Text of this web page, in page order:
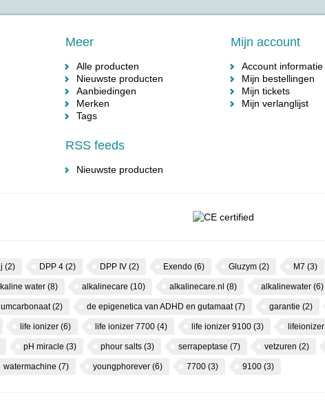
Meer
Alle producten
Nieuwste producten
Aanbiedingen
Merken
Tags
RSS feeds
Nieuwste producten
Mijn account
Account informatie
Mijn bestellingen
Mijn tickets
Mijn verlanglijst
(2) DPP 4 (2) DPP IV (2) Exendo (6) Gluzym (2) M7 (3)
water (8) alkalinecare (10) alkalinecare.nl (8) alkalinewater (6)
(2) de epigenetica van ADHD en gutamaat(7) garantie (2)
life ionizer (6) life ionizer 7700 (4) life ionizer 9100 (3) lifeionizer
pH miracle (3) phour salts (3) serrapeptase (7) vetzuren (2)
watermachine (7) youngphorever (6) 7700 (3) 9100 (3)